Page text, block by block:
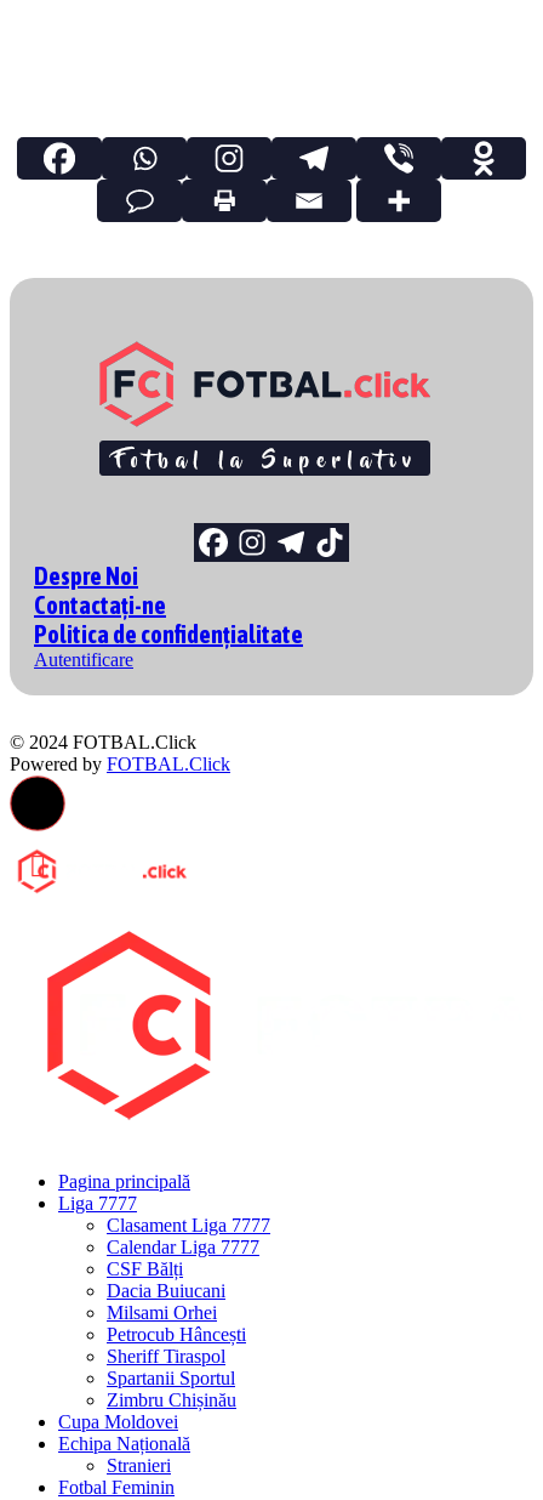
Despre Noi
Contactați-ne
Politica de confidențialitate
Autentificare
© 2024 FOTBAL.Click
Powered by FOTBAL.Click
Pagina principală
Liga 7777
Clasament Liga 7777
Calendar Liga 7777
CSF Bălți
Dacia Buiucani
Milsami Orhei
Petrocub Hâncești
Sheriff Tiraspol
Spartanii Sportul
Zimbru Chișinău
Cupa Moldovei
Echipa Națională
Stranieri
Fotbal Feminin